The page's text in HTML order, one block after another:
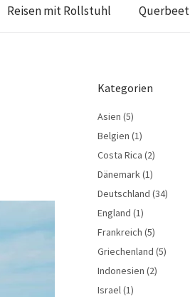
Reisen mit Rollstuhl Querbeet
Kategorien
Asien (5)
Belgien (1)
Costa Rica (2)
Dänemark(1)
Deutschland (34)
England (1)
Frankreich (5)
Griechenland (5)
Indonesien (2)
Israel(1)